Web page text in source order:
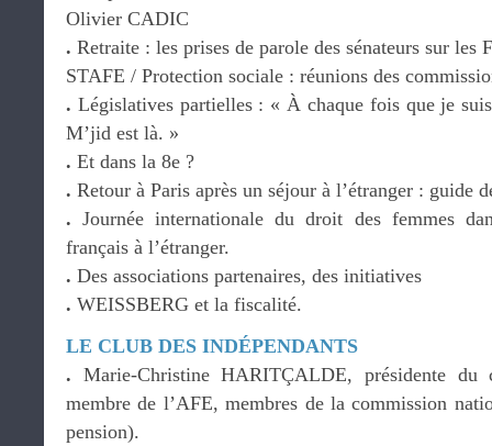
Olivier CADIC
. Retraite : les prises de parole des sénateurs sur les
STAFE / Protection sociale : réunions des
. Législatives partielles : « À chaque fois que je
M’jid est là. »
. Et dans la 8e ?
. Retour à Paris après un séjour à l’étranger : guide
. Journée internationale du droit des femmes
français à l’étranger.
. Des associations partenaires, des initiatives
. WEISSBERG et la fiscalité.
LE CLUB DES INDÉPENDANTS
. Marie-Christine HARITÇALDE, présidente du
membre de l’AFE, membres de la commission
pension).